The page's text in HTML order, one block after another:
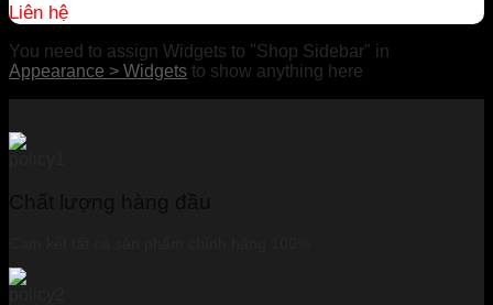
Liên hệ
You need to assign Widgets to "Shop Sidebar" in
Appearance > Widgets to show anything here